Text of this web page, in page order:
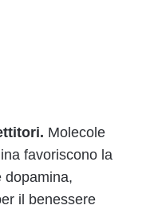
Molecole
favoriscono la
dopamina,
il benessere